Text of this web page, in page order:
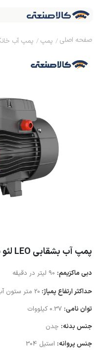
پمپ پمپ آب
پمپ آب بشقابی LEO لئو 0.5 اسب مدل ACm37
دبی ماکزیمم:
حداکثر ارتفاع پمپاژ: 20 متر ستون آب
توان نامی:
جنس بدنه: چدن
جنس پروانه: استیل 304